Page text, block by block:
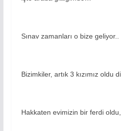
Sınav zamanları o bize geliyor..
Bizimkiler, artık 3 kızımız oldu
Hakkaten evimizin bir ferdi